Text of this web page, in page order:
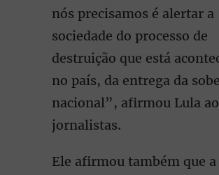
nós precisamos é alertar a
sociedade do processo de
destruição que está
no país, da entrega da
nacional”, afirmou Lula
jornalistas.
Ele afirmou também que a